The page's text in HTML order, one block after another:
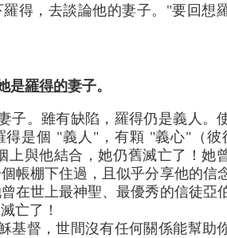
羅得，去談論他的妻子。"要回想
是羅得的妻子。
子。雖有缺陷，羅得仍是義人。
得是個 "義人"，有顆 "義心"（彼
上與他結合，她仍舊滅亡了！她
帳棚下住過，且似乎分享他的信
在世上最神聖、最優秀的信徒亞
亡了！
基督，世間沒有任何關係能幫助